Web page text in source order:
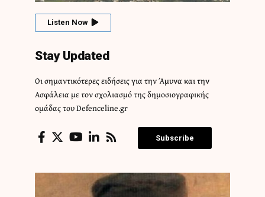
Listen Now
Stay Updated
Οι σημαντικότερες ειδήσεις για την Άμυνα και την
Ασφάλεια με τον σχολιασμό της δημοσιογραφικής
ομάδας του Defenceline.gr
Subscribe